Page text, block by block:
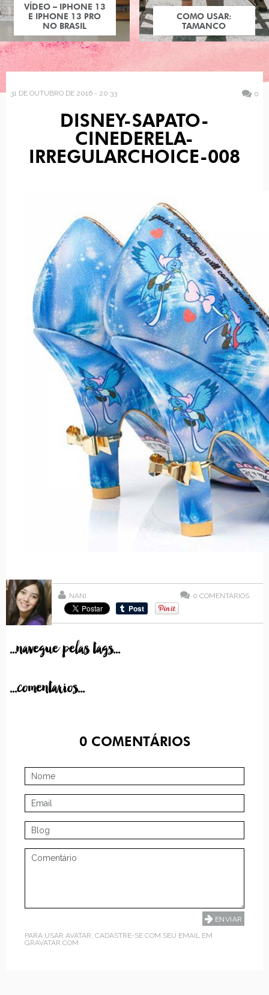
VÍDEO – IPHONE 13
E IPHONE 13 PRO
NO BRASIL
COMO USAR:
TAMANCO
31 DE OUTUBRO DE 2016 - 20:33 0
DISNEY-SAPATO-
CINEDERELA-
IRREGULARCHOICE-008
NANI 0 COMENTÁRIOS
...navegue pelas tags...
...comentarios...
0COMENTÁRIOS
PARA USAR AVATAR, CADASTRE-SE COM SEU EMAIL EM
GRAVATAR.COM